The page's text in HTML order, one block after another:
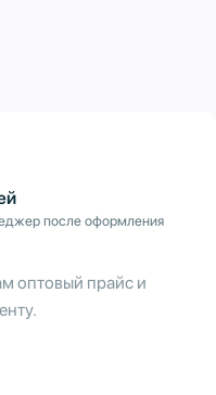
после оформления
оптовый прайс и